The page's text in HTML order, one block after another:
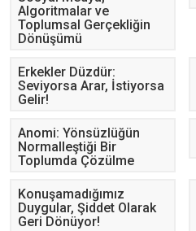
Algoritmalar ve
Toplumsal Gerçekliğin
Dönüşümü
Erkekler Düzdür:
Seviyorsa Arar, İstiyorsa
Gelir!
Anomi: Yönsüzlüğün
Normalleştiği Bir
Toplumda Çözülme
Konuşamadığımız
Duygular, Şiddet Olarak
Geri Dönüyor!